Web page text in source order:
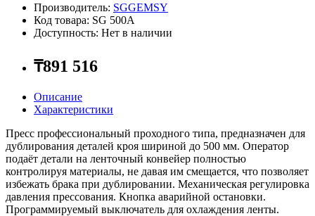
Производитель: SGGEMSY
Код товара: SG 500A
Доступность: Нет в наличии
₸891 516
Описание
Характеристики
Пресс профессиональный проходного типа, предназначен для
дублирования деталей кроя шириной до 500 мм. Оператор
подаёт детали на ленточный конвейер полностью
контролируя материалы, не давая им смещается, что позволяет
избежать брака при дублировании. Механическая регулировка
давления прессования. Кнопка аварийной остановки.
Программируемый выключатель для охлаждения ленты.